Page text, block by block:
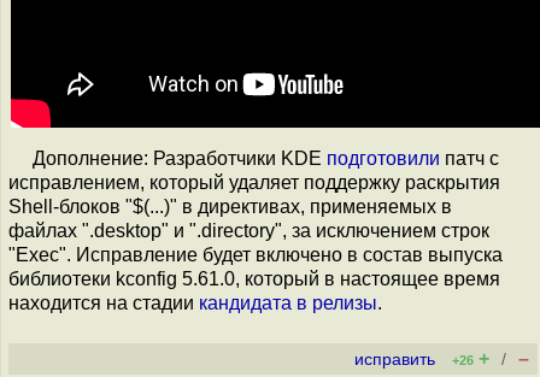
Дополнение: Разработчики KDE подготовили патч с
исправлением, который удаляет поддержку раскрытия
Shell-блоков "$(...)" в директивах, применяемых в
файлах ".desktop" и ".directory", за исключением строк
"Exec". Исправление будет включено в состав выпуска
библиотеки kconfig 5.61.0, который в настоящее время
находится на стадии кандидата в релизы.
исправить +26 + / –